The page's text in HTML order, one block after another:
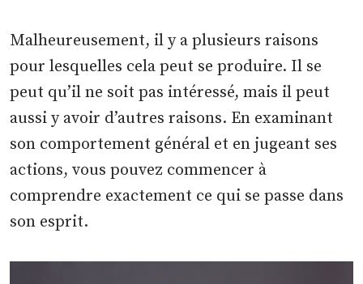
Malheureusement, il y a plusieurs raisons
pour lesquelles cela peut se produire. Il se
peut qu’il ne soit pas intéressé, mais il peut
aussi y avoir d’autres raisons. En examinant
son comportement général et en jugeant ses
actions, vous pouvez commencer à
comprendre exactement ce qui se passe dans
son esprit.